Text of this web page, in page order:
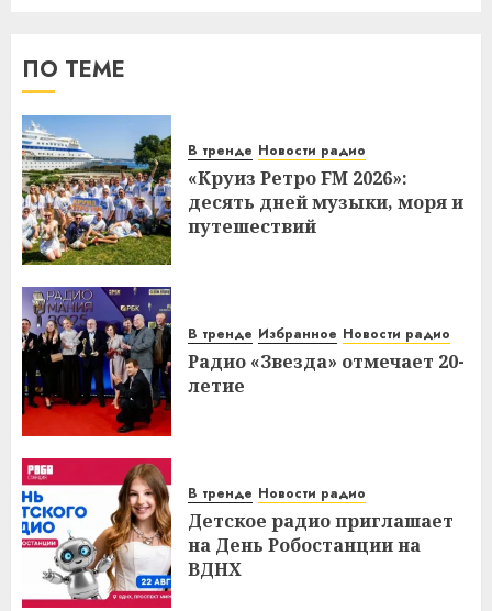
ПО ТЕМЕ
В тренде Новости радио
«Круиз Ретро FM 2026»:
десять дней музыки, моря и
путешествий
В тренде Избранное Новости радио
Радио «Звезда» отмечает 20-
летие
В тренде Новости радио
Детское радио приглашает
на День Робостанции на
ВДНХ